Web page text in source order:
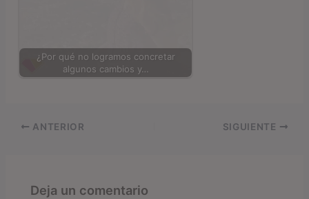
¿Por qué no logramos concretar
algunos cambios y…
ANTERIOR SIGUIENTE
Deja un comentario